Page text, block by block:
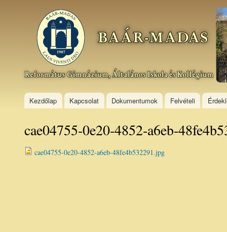
Baár–
Madas
Református
Gimnázium,
Általános
Kollégium
Kezdőlap Kapcsolat Dokumentumok Felvételi
cae04755-0e20-4852-a6eb-
cae04755-0e20-4852-a6eb-48fe4b532291.jpg